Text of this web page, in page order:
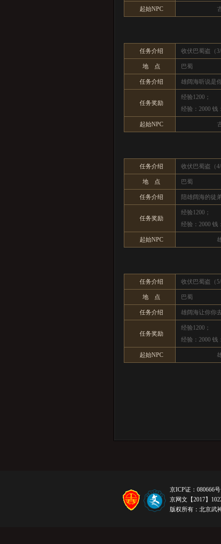
起始NPC
任务介绍 收伏巴蜀盗（
地 点 巴蜀
任务介绍 雄阔海听说是
任务奖励
经验1200；
经验：2000 钱
起始NPC
任务介绍 收伏巴蜀盗（
地 点 巴蜀
任务介绍 陪雄阔海的徒
任务奖励
经验1200；
经验：2000 钱
起始NPC
任务介绍 收伏巴蜀盗（
地 点 巴蜀
任务介绍 雄阔海让你你
任务奖励
经验1200；
经验：2000
起始NPC
京ICP证：080666
京网文【2017】
版权所有：北京武